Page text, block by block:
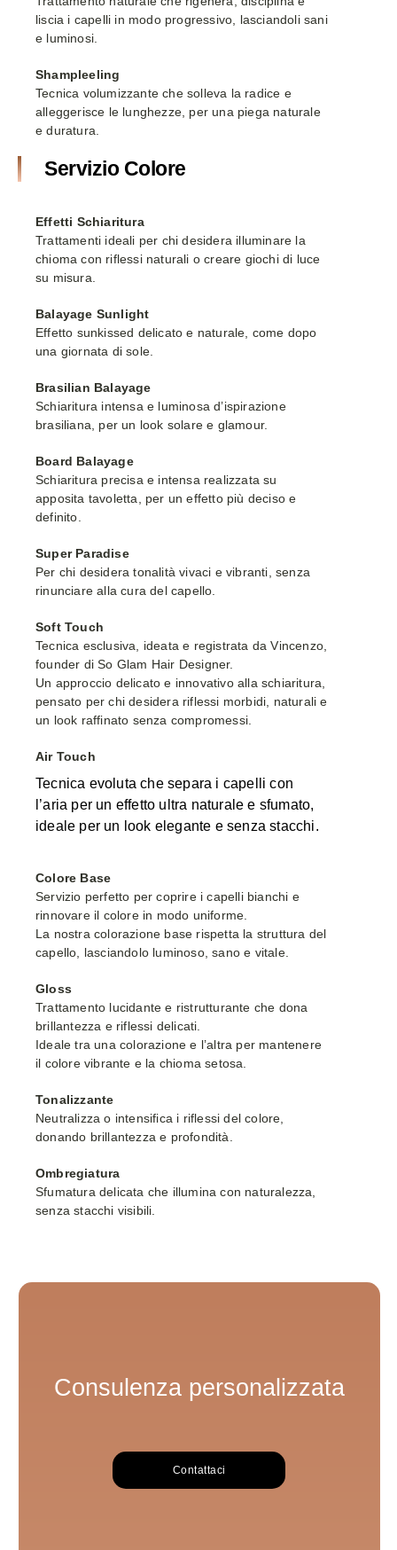
liscia i capelli in modo progressivo, lasciandoli sani
e luminosi.
Shampleeling
Tecnica volumizzante che solleva la radice e
alleggerisce le lunghezze, per una piega naturale
e duratura.
Servizio Colore
Effetti Schiaritura
Trattamenti ideali per chi desidera illuminare la
chioma con riflessi naturali o creare giochi di luce
su misura.
Balayage Sunlight
Effetto sunkissed delicato e naturale, come dopo
una giornata di sole.
Brasilian Balayage
Schiaritura intensa e luminosa d’ispirazione
brasiliana, per un look solare e glamour.
Board Balayage
Schiaritura precisa e intensa realizzata su
apposita tavoletta, per un effetto più deciso e
definito.
Super Paradise
Per chi desidera tonalità vivaci e vibranti, senza
rinunciare alla cura del capello.
Soft Touch
Tecnica esclusiva, ideata e registrata da Vincenzo,
founder di So Glam Hair Designer.
Un approccio delicato e innovativo alla schiaritura,
pensato per chi desidera riflessi morbidi, naturali e
un look raffinato senza compromessi.
Air Touch
Tecnica evoluta che separa i capelli con
l’aria per un effetto ultra naturale e sfumato,
ideale per un look elegante e senza stacchi.
Colore Base
Servizio perfetto per coprire i capelli bianchi e
rinnovare il colore in modo uniforme.
La nostra colorazione base rispetta la struttura del
capello, lasciandolo luminoso, sano e vitale.
Gloss
Trattamento lucidante e ristrutturante che dona
brillantezza e riflessi delicati.
Ideale tra una colorazione e l’altra per mantenere
il colore vibrante e la chioma setosa.
Tonalizzante
Neutralizza o intensifica i riflessi del colore,
donando brillantezza e profondità.
Ombregiatura
Sfumatura delicata che illumina con naturalezza,
senza stacchi visibili.
Consulenza personalizzata
Contattaci